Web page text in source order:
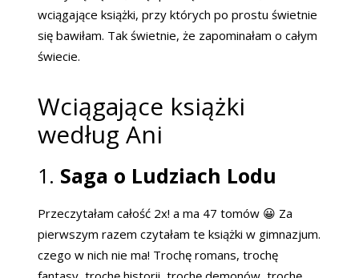
wciągające książki, przy których po prostu świetnie
się bawiłam. Tak świetnie, że zapominałam o całym
świecie.
Wciągające książki
według Ani
1. Saga o Ludziach Lodu
Przeczytałam całość 2x! a ma 47 tomów 😀 Za
pierwszym razem czytałam te książki w gimnazjum.
czego w nich nie ma! Trochę romans, trochę